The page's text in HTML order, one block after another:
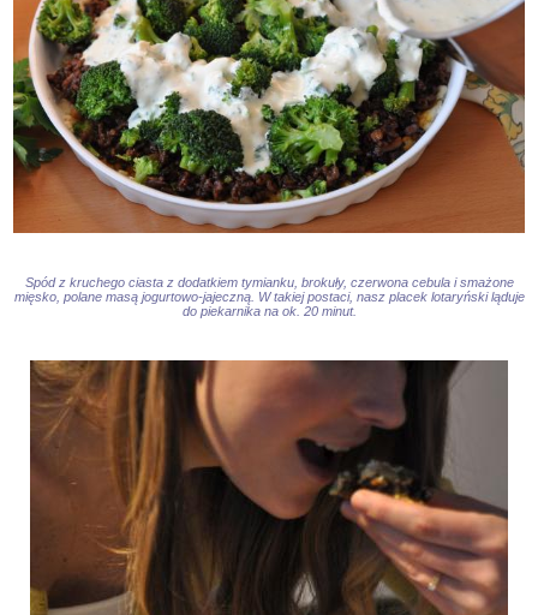
Spód z kruchego ciasta z dodatkiem tymianku, brokuły, czerwona cebula i smażone
mięsko, polane masą jogurtowo-jajeczną. W takiej postaci, nasz placek lotaryński ląduje
do piekarnika na ok. 20 minut.